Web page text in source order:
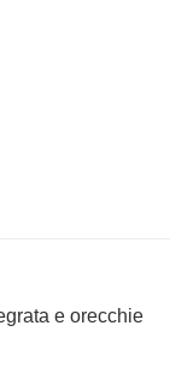
e orecchie